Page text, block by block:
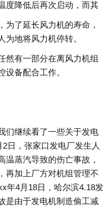
度降低后再次启动，而其
为了延长风力机的寿命，
为地将风力机停转。
然有一部分在离风力机组
设备配合工作。
们继续看了一些关于发电
日，张家口发电厂发生人
温蒸汽导致的伤亡事故，
再加上厂方对机组管理不
年4月18日，哈尔滨4.18发
是由于发电机制造偷工减